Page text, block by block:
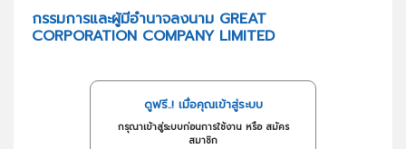
กรรมการและผู้มีอำนาจลงนาม GREAT
CORPORATION COMPANY LIMITED
ดูฟรี..! เมื่อคุณเข้าสู่ระบบ
กรุณาเข้าสู่ระบบก่อนการใช้งาน หรือ สมัคร
สมาชิก